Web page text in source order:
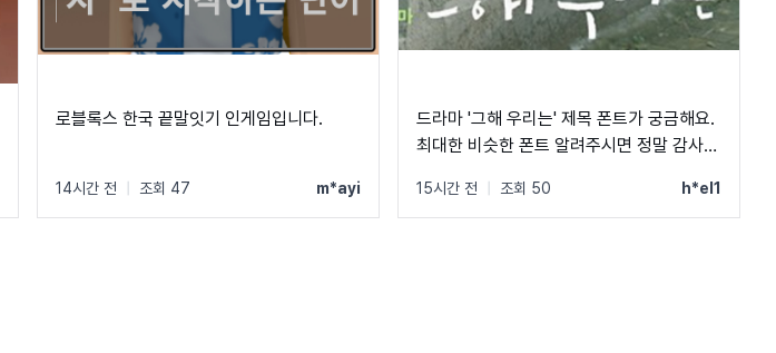
로블록스 한국 끝말잇기 인게임입니다.
14시간 전 조회 47 m*ayi
드라마 '그해 우리는' 제목 폰트가 궁금해요.
최대한 비슷한 폰트 알려주시면 정말 감사하
15시간 전 조회 50 h*el1